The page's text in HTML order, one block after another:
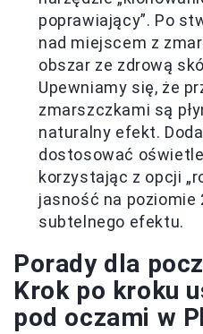
poprawiający”. Po
nad miejscem z
obszar ze zdrową
Upewniamy się, że
zmarszczkami są
naturalny efekt.
dostosować
korzystając z opcji
jasność na poziomie
subtelnego efektu.
Porady dla
Krok po kroku
pod oczami w